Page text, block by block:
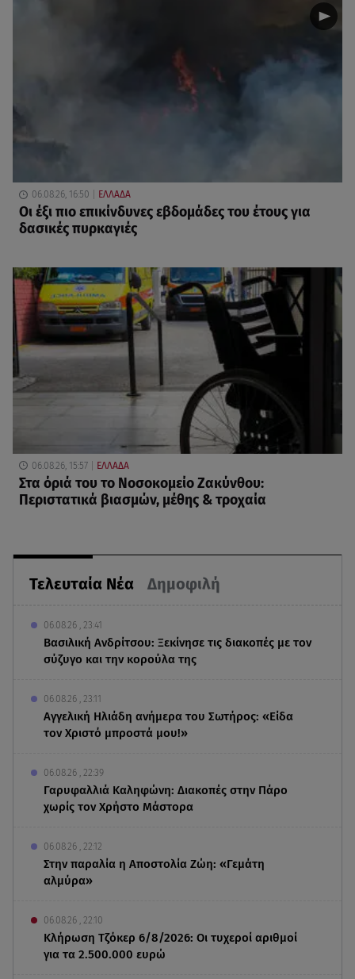
Τελευταία Νέα Δημοφιλή
06.08.26 , 23:41
Βασιλική Ανδρίτσου: Ξεκίνησε τις διακοπές με τον
σύζυγο και την κορούλα της
06.08.26 , 23:11
Αγγελική Ηλιάδη ανήμερα του Σωτήρος: «Είδα
τον Χριστό μπροστά μου!»
06.08.26 , 22:39
Γαρυφαλλιά Καληφώνη: Διακοπές στην Πάρο
χωρίς τον Χρήστο Μάστορα
06.08.26 , 22:12
Στην παραλία η Αποστολία Ζώη: «Γεμάτη
αλμύρα»
06.08.26 , 22:10
Κλήρωση Τζόκερ 6/8/2026: Οι τυχεροί αριθμοί
για τα 2.500.000 ευρώ
06.08.26, 16:50 ΕΛΛΑΔΑ
Οι έξι πιο επικίνδυνες εβδομάδες του έτους για
δασικές πυρκαγιές
06.08.26, 15:57 ΕΛΛΑΔΑ
Στα όριά του το Νοσοκομείο Ζακύνθου:
Περιστατικά βιασμών, μέθης & τροχαία